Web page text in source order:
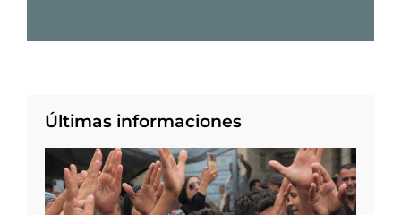
Últimas informaciones